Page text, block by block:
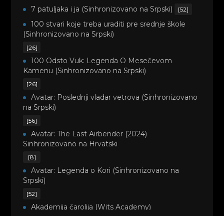
7 patuljaka i ja (Sinhronizovano na Srpski) [52]
100 stvari koje treba uraditi pre srednje škole
(Sinhronizovano na Srpski)
[26]
100 Odsto Vuk: Legenda O Mesečevom
Kamenu (Sinhronizovano na Srpski)
[26]
Avatar: Poslednji vladar vetrova (Sinhronizovano
na Srpski)
[56]
Avatar: The Last Airbender (2024)
Sinhronizovano na Hrvatski
[8]
Avatar: Legenda o Kori (Sinhronizovano na
Srpski)
[52]
Akademija čarolija (Wits Academy)